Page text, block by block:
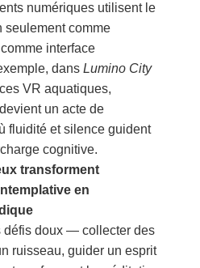
numériques utilisent le
seulement comme
interface
dans Lumino City
VR aquatiques,
un acte de
fluidité et silence guident
cognitive.
transforment
en
défis doux — collecter des
ruisseau, guider un esprit